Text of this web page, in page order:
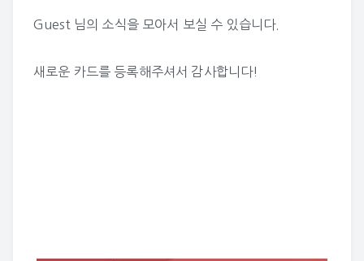
Guest 님의 소식을 모아서 보실 수 있습니다.
새로운 카드를 등록해주셔서 감사합니다!